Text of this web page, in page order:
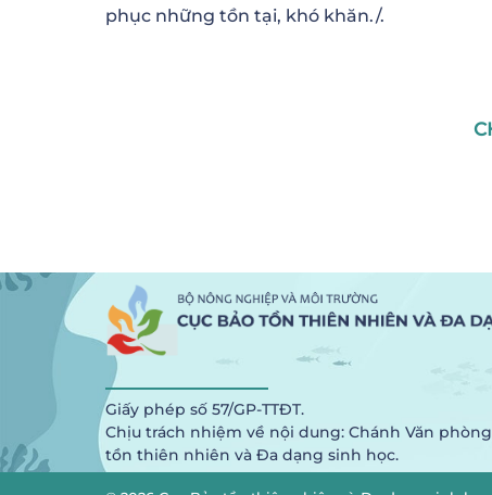
phục những tồn tại, khó khăn./.
Giấy phép số 57/GP-TTĐT.
Chịu trách nhiệm về nội dung: Chánh Văn
tồn thiên nhiên và Đa dạng sinh học.